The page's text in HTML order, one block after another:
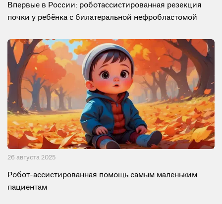
Впервые в России: роботассистированная резекция
почки у ребёнка с билатеральной нефробластомой
26 августа 2025
Робот-ассистированная помощь самым маленьким
пациентам